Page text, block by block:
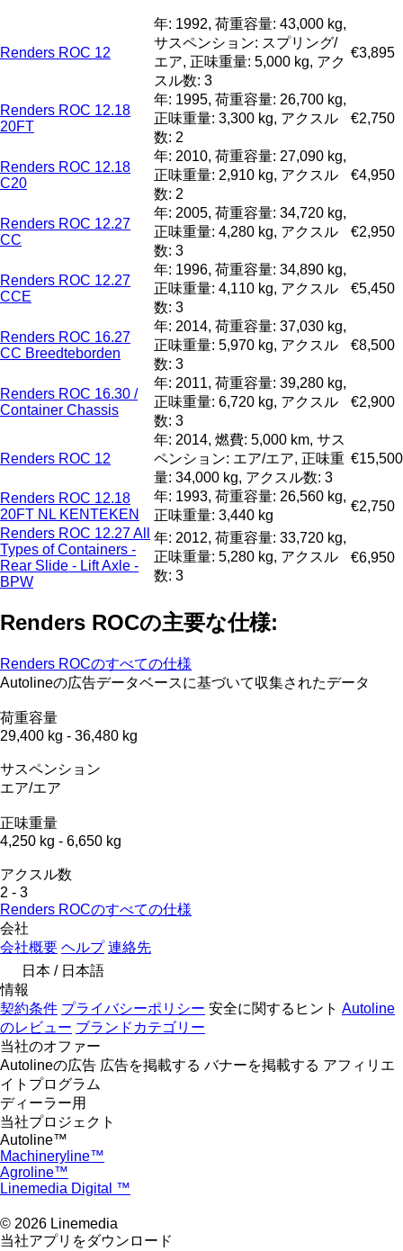
Renders ROC 12
年: 1992, 荷重容量: 43,000 kg,
サスペンション: スプリング/
エア, 正味重量: 5,000 kg, アク
スル数: 3
€3,895
Renders ROC 12.18
20FT
年: 1995, 荷重容量: 26,700 kg,
正味重量: 3,300 kg, アクスル
数: 2
€2,750
Renders ROC 12.18
C20
年: 2010, 荷重容量: 27,090 kg,
正味重量: 2,910 kg, アクスル
数: 2
€4,950
Renders ROC 12.27
CC
年: 2005, 荷重容量: 34,720 kg,
正味重量: 4,280 kg, アクスル
数: 3
€2,950
Renders ROC 12.27
CCE
年: 1996, 荷重容量: 34,890 kg,
正味重量: 4,110 kg, アクスル
数: 3
€5,450
Renders ROC 16.27
CC Breedteborden
年: 2014, 荷重容量: 37,030 kg,
正味重量: 5,970 kg, アクスル
数: 3
€8,500
Renders ROC 16.30 /
Container Chassis
年: 2011, 荷重容量: 39,280 kg,
正味重量: 6,720 kg, アクスル
数: 3
€2,900
Renders ROC 12
年: 2014, 燃費: 5,000 km, サス
ペンション: エア/エア, 正味重
量: 34,000 kg, アクスル数: 3
€15,500
Renders ROC 12.18
20FT NL KENTEKEN
年: 1993, 荷重容量: 26,560 kg,
正味重量: 3,440 kg
€2,750
Renders ROC 12.27 All
Types of Containers -
Rear Slide - Lift Axle -
BPW
年: 2012, 荷重容量: 33,720 kg,
正味重量: 5,280 kg, アクスル
数: 3
€6,950
Renders ROCの主要な仕様:
Renders ROCのすべての仕様
Autolineの広告データベースに基づいて収集されたデータ
荷重容量
29,400 kg - 36,480 kg
サスペンション
エア/エア
正味重量
4,250 kg - 6,650 kg
アクスル数
2 - 3
Renders ROCのすべての仕様
会社
会社概要 ヘルプ 連絡先
日本 / 日本語
情報
契約条件 プライバシーポリシー 安全に関するヒント Autoline
のレビュー ブランドカテゴリー
当社のオファー
Autolineの広告 広告を掲載する バナーを掲載する アフィリエ
イトプログラム
ディーラー用
当社プロジェクト
Autoline™
Machineryline™
Agroline™
Linemedia Digital ™
© 2026 Linemedia
当社アプリをダウンロード